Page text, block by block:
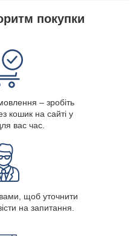
покупки
– зробіть
кошик на сайті у
вас час.
щоб уточнити
на запитання.